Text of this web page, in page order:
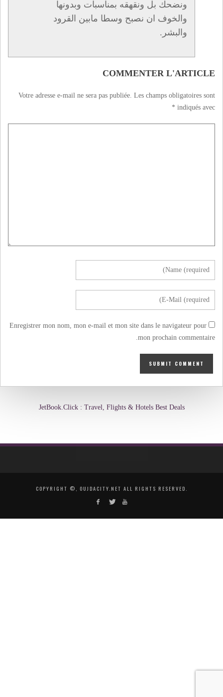
ونضحك بل ونقهقه بمناسبات وبدونها
والخوف ان نصبح وسطا مابين القرود
والبشر.
COMMENTER L'ARTICLE
Votre adresse e-mail ne sera pas publiée. Les champs obligatoires sont
indiqués avec
*
Enregistrer mon nom, mon e-mail et mon site dans le navigateur pour
mon prochain commentaire.
JetBook.Click : Travel, Flights & Hotels Best Deals
COPYRIGHT ©, OUJDACITY.NET ALL RIGHTS RESERVED.